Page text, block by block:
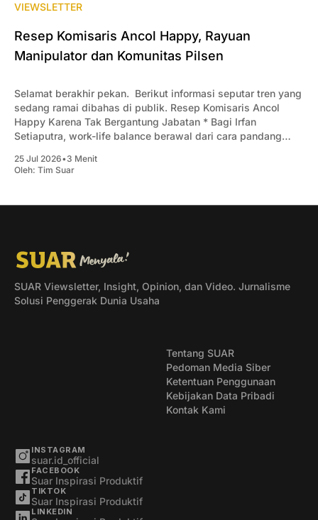
VIEWSLETTER
Resep Komisaris Ancol Happy, Rayuan
Manipulator dan Komunitas Pilsen
Selamat berakhir pekan. Berikut informasi seputar tren yang
sedang ramai dibahas di publik. Resep Komisaris Ancol
Happy Karena Tak Bergantung Jabatan * Bagi Irfan
Setiaputra, work-life balance berawal dari cara pandang
Utama PT Pembangunan Jaya Ancol Tbk, ia memilih tetap
25 Jul 2026•3 Menit
Oleh: Tim Suar
SUAR Viewsletter, Insight, Opinion, dan Video. Jurnalisme
Solusi Penggerak Dunia Usaha
Tentang SUAR
Pedoman Media Siber
Ketentuan Penggunaan
Kebijakan Data Pribadi
Kontak Kami
INSTAGRAM
suar.id_official
FACEBOOK
Suar Inspirasi Produktif
TIKTOK
Suar Inspirasi Produktif
LINKEDIN